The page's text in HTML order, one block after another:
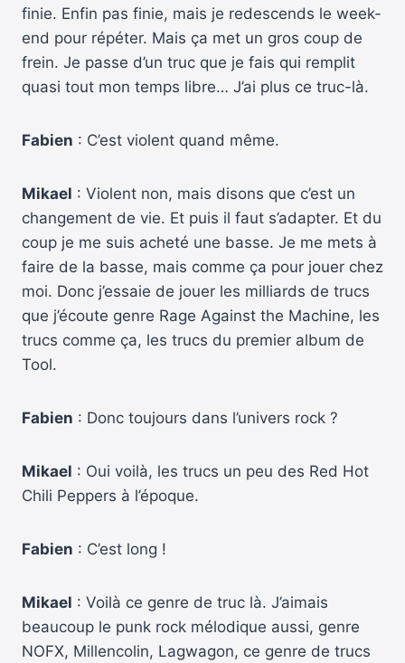
finie. Enfin pas finie, mais je redescends le week-
end pour répéter. Mais ça met un gros coup de
frein. Je passe d’un truc que je fais qui remplit
quasi tout mon temps libre… J’ai plus ce truc-là.
Fabien : C’est violent quand même.
Mikael : Violent non, mais disons que c’est un
changement de vie. Et puis il faut s’adapter. Et du
coup je me suis acheté une basse. Je me mets à
faire de la basse, mais comme ça pour jouer chez
moi. Donc j’essaie de jouer les milliards de trucs
que j’écoute genre Rage Against the Machine, les
trucs comme ça, les trucs du premier album de
Tool.
Fabien : Donc toujours dans l’univers rock ?
Mikael : Oui voilà, les trucs un peu des Red Hot
Chili Peppers à l’époque.
Fabien : C’est long !
Mikael : Voilà ce genre de truc là. J’aimais
beaucoup le punk rock mélodique aussi, genre
NOFX, Millencolin, Lagwagon, ce genre de trucs